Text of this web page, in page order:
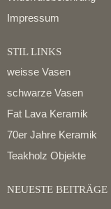
Impressum
STIL LINKS
weisse Vasen
schwarze Vasen
Fat Lava Keramik
70er Jahre Keramik
Teakholz Objekte
NEUESTE BEITRÄGE